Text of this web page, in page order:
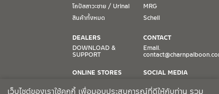
2. การรับประกันสินค้า จะรับประกันฉพาะสินค้าที่อยู่ในสภาพการใช้งาน
ปกติ หากมีตำหนิ ชำรุด ร้าว ตกพื้น หรือสภาพภายนอกอยู่ในสภาพที่ใช้
3. การรับประกันสินค้า จะรับประกันเฉพาะชิ้นส่วนที่แจ้ง เช่น ก๊อกน้ำ จะ
รับประกันเฉพาะวาล์วก๊อกน้ำไม่รั่วซึม ดังนั้นการรับประกันจะเป็นการ
เปลี่ยนเฉพาะชิ้นส่วนที่รับประกันนั้นๆ
4. ในกรณีที่ทางบริษัทฯ ต้องชดเชยสินค้าชิ้นใหม่ให้ลูกค้า ทางบริษัทฯ จะ
โถปัสสาวะชาย / Urinal
สินค้าทั้งหมด
MRG
Schell
DEALERS
DOWNLOAD &
SUPPORT
ONLINE STORES
CONTACT
Email.
SOCIAL MEDIA
เว็บไซต์ของเราใช้คุกกี้ เพื่อมอบประสบการณ์ที่ดีให้กับท่าน รวม